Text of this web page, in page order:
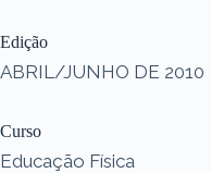
Edição
ABRIL/JUNHO DE 2010
Curso
Educação Física